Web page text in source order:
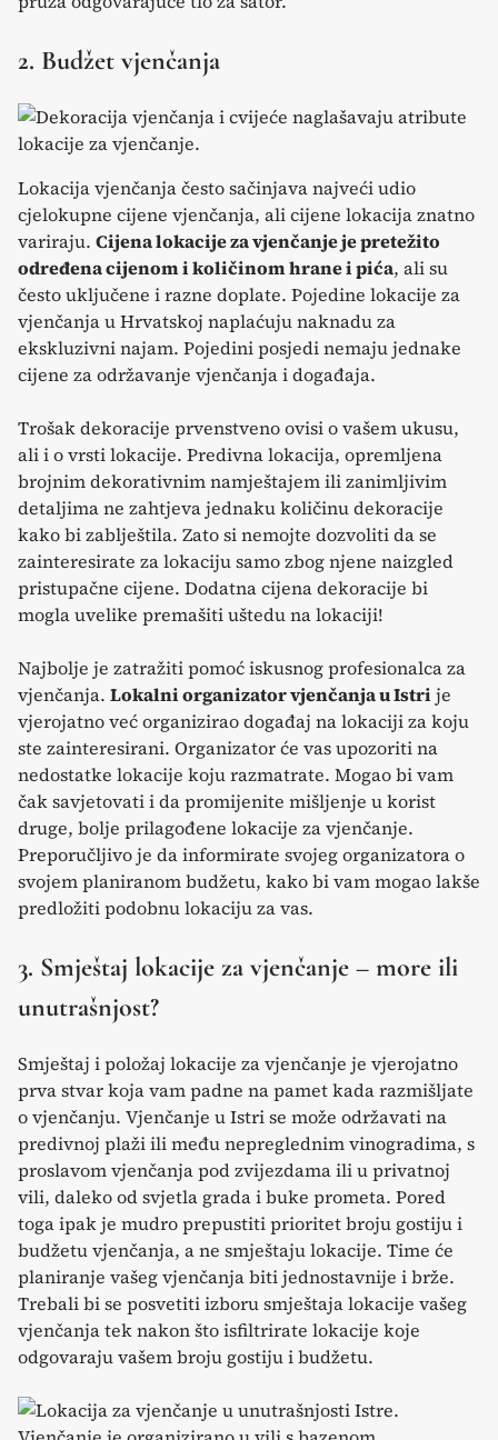
2. Budžet vjenčanja
Lokacija vjenčanja često sačinjava najveći udio
cjelokupne cijene vjenčanja, ali cijene lokacija znatno
variraju. Cijena lokacije za vjenčanje je pretežito
određena cijenom i količinom hrane i pića, ali su
često uključene i razne doplate. Pojedine lokacije za
vjenčanja u Hrvatskoj naplaćuju naknadu za
ekskluzivni najam. Pojedini posjedi nemaju jednake
cijene za održavanje vjenčanja i događaja.
Trošak dekoracije prvenstveno ovisi o vašem ukusu,
ali i o vrsti lokacije. Predivna lokacija, opremljena
brojnim dekorativnim namještajem ili zanimljivim
detaljima ne zahtjeva jednaku količinu dekoracije
kako bi zablještila. Zato si nemojte dozvoliti da se
zainteresirate za lokaciju samo zbog njene naizgled
pristupačne cijene. Dodatna cijena dekoracije bi
mogla uvelike premašiti uštedu na lokaciji!
Najbolje je zatražiti pomoć iskusnog profesionalca za
vjenčanja. Lokalni organizator vjenčanja u Istri je
vjerojatno već organizirao događaj na lokaciji za koju
ste zainteresirani. Organizator će vas upozoriti na
nedostatke lokacije koju razmatrate. Mogao bi vam
čak savjetovati i da promijenite mišljenje u korist
druge, bolje prilagođene lokacije za vjenčanje.
Preporučljivo je da informirate svojeg organizatora o
svojem planiranom budžetu, kako bi vam mogao lakše
predložiti podobnu lokaciju za vas.
3. Smještaj lokacije za vjenčanje – more ili
unutrašnjost?
Smještaj i položaj lokacije za vjenčanje je vjerojatno
prva stvar koja vam padne na pamet kada razmišljate
o vjenčanju. Vjenčanje u Istri se može održavati na
predivnoj plaži ili među nepreglednim vinogradima, s
proslavom vjenčanja pod zvijezdama ili u privatnoj
vili, daleko od svjetla grada i buke prometa. Pored
toga ipak je mudro prepustiti prioritet broju gostiju i
budžetu vjenčanja, a ne smještaju lokacije. Time će
planiranje vašeg vjenčanja biti jednostavnije i brže.
Trebali bi se posvetiti izboru smještaja lokacije vašeg
vjenčanja tek nakon što isfiltrirate lokacije koje
odgovaraju vašem broju gostiju i budžetu.